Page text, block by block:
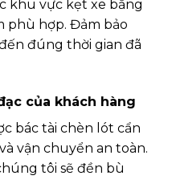
khu vực kẹt xe bằng
phù hợp. Đảm bảo
đúng thời gian đã
của khách hàng
bác tài chèn lót cẩn
vận chuyển an toàn.
tôi sẽ đền bù